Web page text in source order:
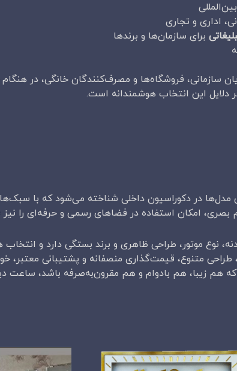
اداری و تجاری
برای سازمان‌ها و برندها
سازمانی، فروشگاه‌ها و مصرف‌کنندگان خانگی، در هنگام
دلایل این انتخاب هوشمندانه است.
مدل‌ها در دکوراسیون داخلی شناخته می‌شود که با
بصری، امکان استفاده در فضاهای رسمی و حرفه‌ای را
موتور، طراحی ظاهری و برند بستگی دارد و انتخاب
طراحی متنوع، قیمت‌گذاری منصفانه و پشتیبانی معتبر،
هم زیبا، هم بادوام و هم مقرون‌به‌صرفه باشد، ساعت